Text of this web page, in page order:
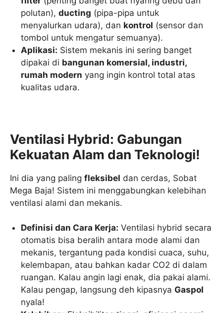
polutan),ducting (pipa-pipa untuk
menyalurkan udara), dan kontrol (sensor dan
tombol untuk mengatur semuanya).
Aplikasi: Sistem mekanis ini sering banget
dipakai di bangunan komersial, industri,
rumah modern yang ingin kontrol total atas
kualitas udara.
Ventilasi Hybrid: Gabungan
Kekuatan Alam dan Teknologi!
Ini dia yang paling fleksibel dan cerdas, Sobat
Mega Baja! Sistem ini menggabungkan kelebihan
ventilasi alami dan mekanis.
Definisi dan Cara Kerja: Ventilasi hybrid secara
otomatis bisa beralih antara mode alami dan
mekanis, tergantung pada kondisi cuaca, suhu,
kelembapan, atau bahkan kadar CO2 di dalam
ruangan. Kalau angin lagi enak, dia pakai alami.
Kalau pengap, langsung deh kipasnya Gaspol
nyala!